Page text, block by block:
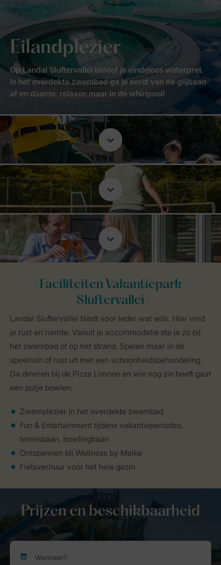
Eilandplezier
Op Landal Sluftervallei beleef je eindeloos waterpret.
In het overdekte zwembad ga je eerst van de glijbaan
af en daarna: relaxen maar in de whirlpool!
Faciliteiten Vakantiepark
Sluftervallei
Landal Sluftervallei biedt voor ieder wat wils. Hier vind
je rust en ruimte. Vanuit je accommodatie sta je zo bij
het zwembad of op het strand. Spelen maar in de
speeltuin of rust uit met een schoonheidsbehandeling.
Ga dineren bij de Pizza Limone en wie nog zin heeft gaat
een potje bowlen.
Zwemplezier in het overdekte zwembad
Fun & Entertainment tijdens vakantieperiodes,
tennisbaan, bowlingbaan
Ontspannen bij Wellness by Maike
Fietsverhuur voor het hele gezin
Prijzen en beschikbaarheid